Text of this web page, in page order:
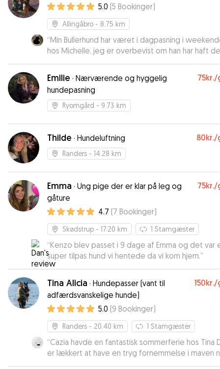
5.0 (5 Bookinger)
Allingåbro - 8.75 km
“Min Bullerhund har været i dagpasning i
hos Michelle, jeg er overbevist om han har haft
super godt, jeg fik en meget glad og træt hund
:-) samt et par billeder i løbet af dagen. Michelle
selv en mega sød hund. Jeg kan varmt anbefale
hunden passet hos Michelle og hendes søde hund
Hilsen Eloisa og Buller”
Emilie · Nærværende og hyggelig
hundepasning
75kr./
Ryomgård - 9.73 km
Thilde · Hundeluftning 80kr./
Randers - 14.28 km
Emma · Ung pige der er klar på leg og
gåture
75kr./
4.7 (7 Bookinger)
Skødstrup - 17.20 km 1 Stamgæster
“Kenzo blev passet i 9 dage af Emma og det var
super tilpas hund vi hentede da vi kom hjem.”
Tina Alicia · Hundepasser (vant til
adfærdsvanskelige hunde)
150kr./
5.0 (9 Bookinger)
Randers - 20.40 km 1 Stamgæster
“Cazia havde en fantastisk sommerferie hos Tina Det
er lækkert at have en tryg fornemmelse i maven
man taget på ferie. Tina er skøn og har en dejlig rolig